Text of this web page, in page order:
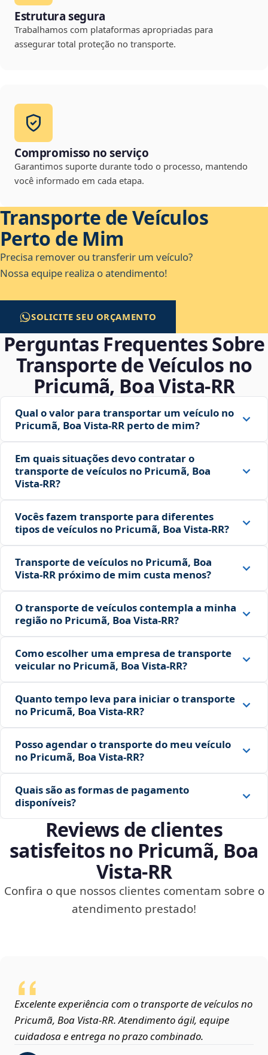
Estrutura segura
Trabalhamos com plataformas apropriadas para
assegurar total proteção no transporte.
Compromisso no serviço
Garantimos suporte durante todo o processo, mantendo
você informado em cada etapa.
Transporte de Veículos
Perto de Mim
Precisa remover ou transferir um veículo?
Nossa equipe realiza o atendimento!
SOLICITE SEU ORÇAMENTO
Perguntas Frequentes Sobre
Transporte de Veículos no
Pricumã, Boa Vista‑RR
Qual o valor para transportar um veículo no
Pricumã, Boa Vista‑RR perto de mim?
Em quais situações devo contratar o
transporte de veículos no Pricumã, Boa
Vista‑RR?
Vocês fazem transporte para diferentes
tipos de veículos no Pricumã, Boa Vista‑RR?
Transporte de veículos no Pricumã, Boa
Vista‑RR próximo de mim custa menos?
O transporte de veículos contempla a minha
região no Pricumã, Boa Vista‑RR?
Como escolher uma empresa de transporte
veicular no Pricumã, Boa Vista‑RR?
Quanto tempo leva para iniciar o transporte
no Pricumã, Boa Vista‑RR?
Posso agendar o transporte do meu veículo
no Pricumã, Boa Vista‑RR?
Quais são as formas de pagamento
disponíveis?
Reviews de clientes
satisfeitos no Pricumã, Boa
Vista‑RR
Confira o que nossos clientes comentam sobre o
atendimento prestado!
Excelente experiência com o transporte de veículos no
Pricumã, Boa Vista‑RR. Atendimento ágil, equipe
cuidadosa e entrega no prazo combinado.